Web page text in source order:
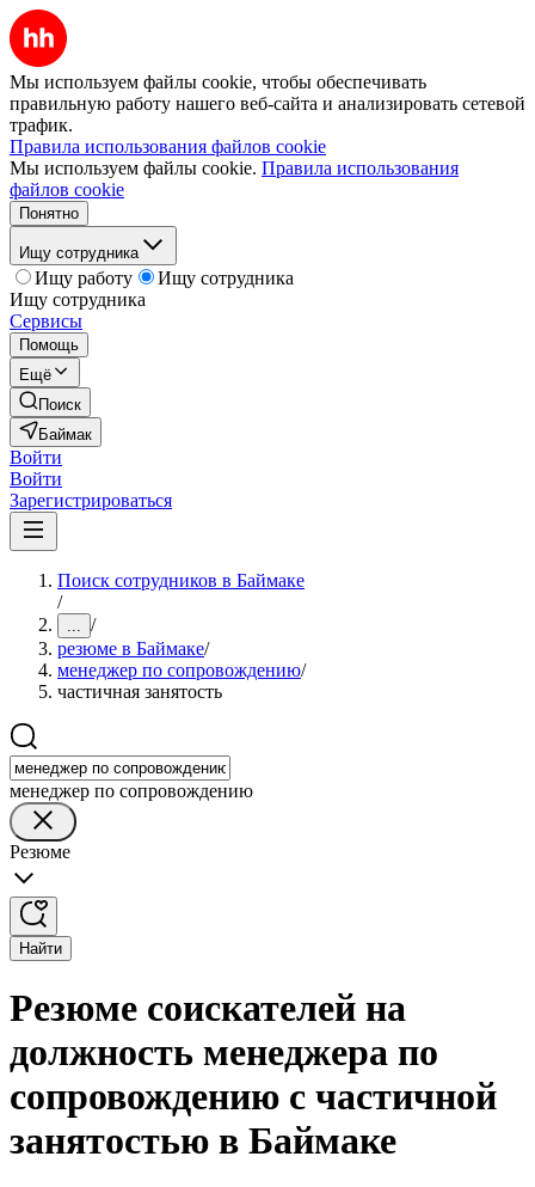
Мы используем файлы cookie, чтобы обеспечивать
правильную работу нашего веб-сайта и анализировать сетевой
трафик.
Правила использования файлов cookie
Мы используем файлы cookie. Правила использования
файлов cookie
Понятно
Ищу сотрудника
Ищу работу
Ищу сотрудника
Ищу сотрудника
Сервисы
Помощь
Ещё
Поиск
Баймак
Войти
Войти
Зарегистрироваться
Поиск сотрудников в Баймаке
/
... /
резюме в Баймаке/
менеджер по сопровождению/
частичная занятость
менеджер по сопровождению
Резюме
Найти
Резюме соискателей на
должность менеджера по
сопровождению с частичной
занятостью в Баймаке